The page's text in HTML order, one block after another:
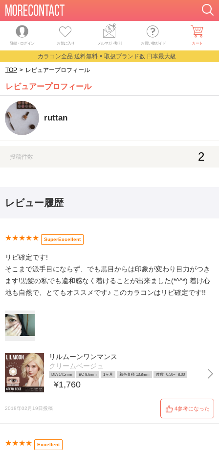
登録・ログイン お気に入り メルマガ・割引 お買い物ガイド カート
カラコン全品 送料無料 × 取扱ブランド数 日本最大級
TOP > レビュアープロフィール
レビュアープロフィール
ruttan
投稿件数 2
レビュー履歴
★★★★★ SuperExcellent
リピ確定です!
そこまで派手目にならず、でも黒目からは印象が変わり目力がつき
ます!黒髪の私でも違和感なく着けることが出来ました(*^^*) 着け心
地も自然で、とてもオススメです♪ このカラコンはリピ確定です!!
リルムーンワンマンス
クリームベージュ
DIA 14.5mm BC 8.6mm 1ヶ月 着色直径 13.8mm 度数 -0.50~ -8.00
¥1,760
2018年02月19日投稿 4参考になった
★★★★ Excellent